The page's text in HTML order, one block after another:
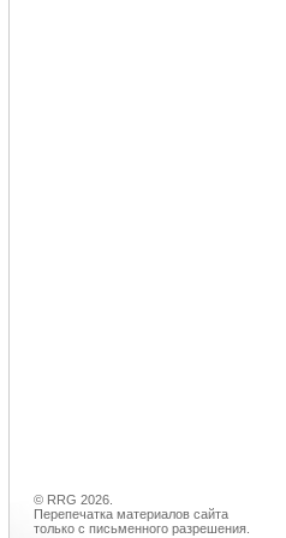
© RRG 2026.
Перепечатка материалов сайта
только с письменного разрешения.